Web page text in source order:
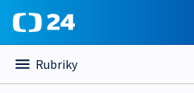
Rubriky